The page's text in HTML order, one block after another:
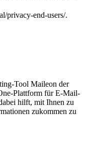
privacy-end-users/.
Tool Maileon der
Plattform für E-Mail-
hilft, mit Ihnen zu
zukommen zu